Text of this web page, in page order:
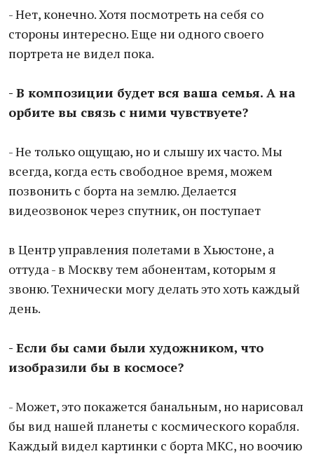
- Нет, конечно. Хотя посмотреть на себя со
стороны интересно. Еще ни одного своего
портрета не видел пока.
- В композиции будет вся ваша семья. А на
орбите вы связь с ними чувствуете?
- Не только ощущаю, но и слышу их часто. Мы
всегда, когда есть свободное время, можем
позвонить с борта на землю. Делается
видеозвонок через спутник, он поступает
в Центр управления полетами в Хьюстоне, а
оттуда - в Москву тем абонентам, которым я
звоню. Технически могу делать это хоть каждый
день.
- Если бы сами были художником, что
изобразили бы в космосе?
- Может, это покажется банальным, но нарисовал
бы вид нашей планеты с космического корабля.
Каждый видел картинки с борта МКС, но воочию